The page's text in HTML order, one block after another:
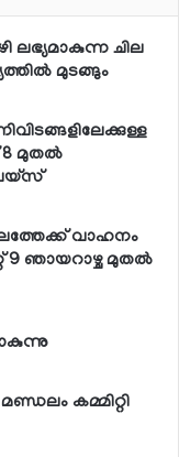
ലഭ്യമാകുന്ന ചില
മുടങ്ങും
8 മുതല്‍
വാഹനം
9 ഞായറാഴ്ച മുതല്‍
കമ്മിറ്റി